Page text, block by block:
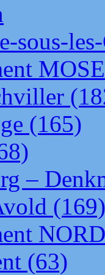
sous-
(165)
–
(169)
NORD
(63)